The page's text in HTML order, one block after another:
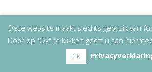
Deze website maakt slechts gebruik van
Door op "Ok" te klikken geeft u aan
Ok